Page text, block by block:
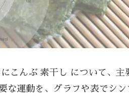
にこんぶ 素干し について、
な運動を、グラフや表でシン